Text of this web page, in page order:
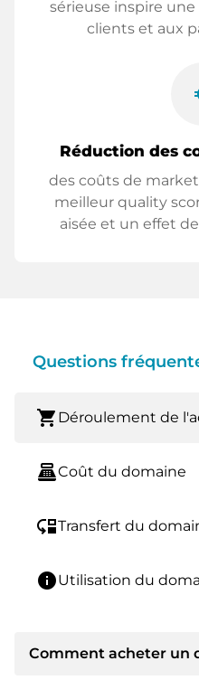
sérieuse inspire
clients et aux
Réduction des
des coûts de
meilleur quality
aisée et un effet
Questions
shopping_cart Déroulement de
point_of_saleCoût du domaine
move_downTransfert du
infoUtilisation du
Comment acheter un